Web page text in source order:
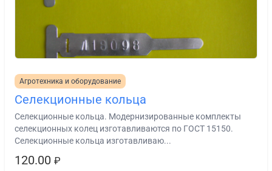
Агротехника и оборудование
Селекционные кольца
Селекционные кольца. Модернизированные комплекты
селекционных колец изготавливаются по ГОСТ 15150.
Селекционные кольца изготавливаю...
120.00 ₽